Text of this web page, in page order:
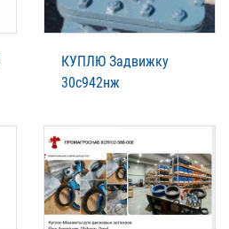
КУПЛЮ Задвижку
30с942нж